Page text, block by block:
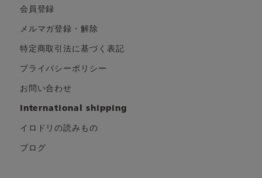
会員登録
メルマガ登録・解除
特定商取引法に基づく表記
プライバシーポリシー
お問い合わせ
international shipping
イロドリの読みもの
ブログ